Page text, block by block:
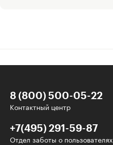
8 (800) 500-05-22
Контактный центр
+7(495) 291-59-87
Отдел заботы о пользователях